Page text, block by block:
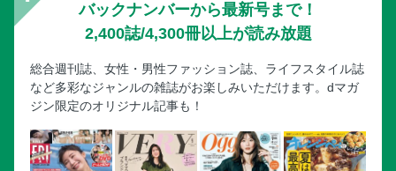
バックナンバーから最新号まで！
2,400誌/4,300冊以上が読み放題
総合週刊誌、女性・男性ファッション誌、ライフスタイル誌
など多彩なジャンルの雑誌がお楽しみいただけます。dマガ
ジン限定のオリジナル記事も！